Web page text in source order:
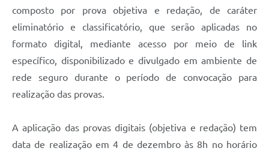
composto por prova objetiva e redação, de caráter
eliminatório e classificatório, que serão aplicadas no
formato digital, mediante acesso por meio de link
específico, disponibilizado e divulgado em ambiente de
rede seguro durante o período de convocação para
realização das provas.
A aplicação das provas digitais (objetiva e redação) tem
data de realização em 4 de dezembro às 8h no horário